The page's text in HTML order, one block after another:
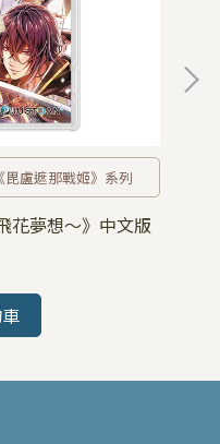
盧遮那戰姬》系列
花夢想～》中文版